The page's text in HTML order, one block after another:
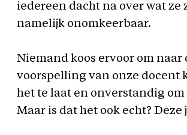
iedereen dacht na over wat ze
namelijk onomkeerbaar.
Niemand koos ervoor om
voorspelling van onze docent
het te laat en onverstandig
Maar is dat het ook echt?